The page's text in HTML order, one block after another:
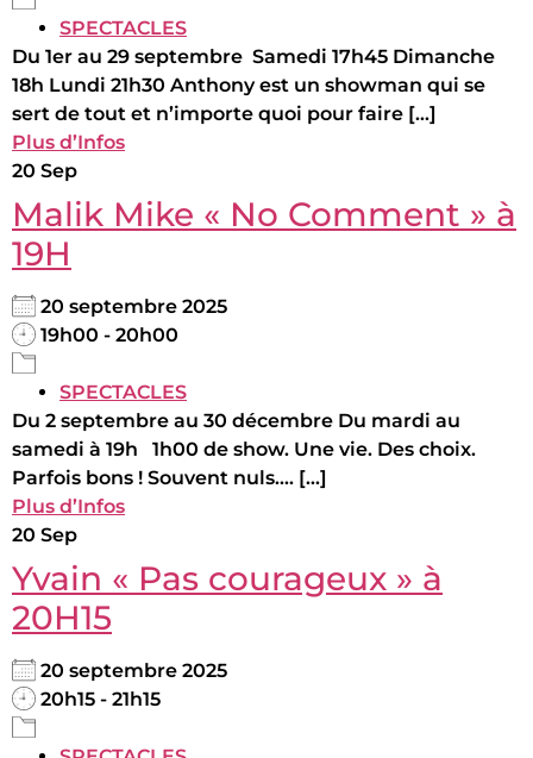
SPECTACLES
Du 1er au 29 septembre Samedi 17h45 Dimanche
18h Lundi 21h30 Anthony est un showman qui se
sert de tout et n’importe quoi pour faire [...]
Plus d’Infos
20 Sep
Malik Mike « No Comment » à
19H
20 septembre 2025
19h00 - 20h00
SPECTACLES
Du 2 septembre au 30 décembre Du mardi au
samedi à 19h 1h00 de show. Une vie. Des choix.
Parfois bons ! Souvent nuls.... [...]
Plus d’Infos
20 Sep
Yvain « Pas courageux » à
20H15
20 septembre 2025
20h15 - 21h15